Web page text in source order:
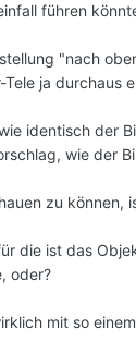
führen
"nach
ja durchaus
identisch der
wie der
zu können,
die ist das
oder?
mit so